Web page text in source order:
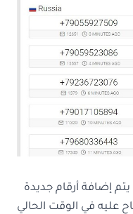
المميز في موقع سيم 7 أنه يتم إضافة أرقام جديدة
عليه في الوقت الحالي